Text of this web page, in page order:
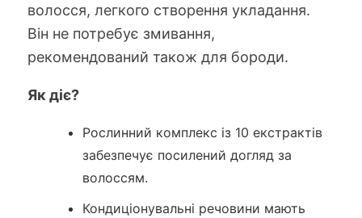
волосся, легкого створення укладання.
Він не потребує змивання,
рекомендований також для бороди.
Як діє?
Рослинний комплекс із 10 екстрактів
забезпечує посилений догляд за
волоссям.
Кондиціонувальні речовини мають